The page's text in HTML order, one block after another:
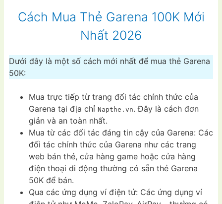
Cách Mua Thẻ Garena 100K Mới
Nhất 2026
Dưới đây là một số cách mới nhất để mua thẻ Garena
50K:
Mua trực tiếp từ trang đối tác chính thức của
Garena tại địa chỉ Napthe.vn. Đây là cách đơn
giản và an toàn nhất.
Mua từ các đối tác đáng tin cậy của Garena: Các
đối tác chính thức của Garena như các trang
web bán thẻ, cửa hàng game hoặc cửa hàng
điện thoại di động thường có sẵn thẻ Garena
50K để bán.
Qua các ứng dụng ví điện tử: Các ứng dụng ví